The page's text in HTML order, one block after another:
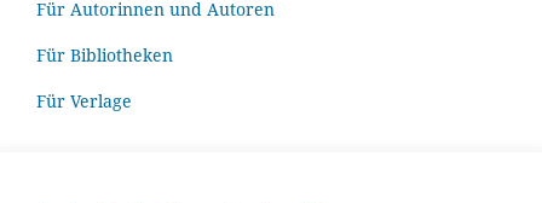
Für Autorinnen und Autoren
Für Bibliotheken
Für Verlage